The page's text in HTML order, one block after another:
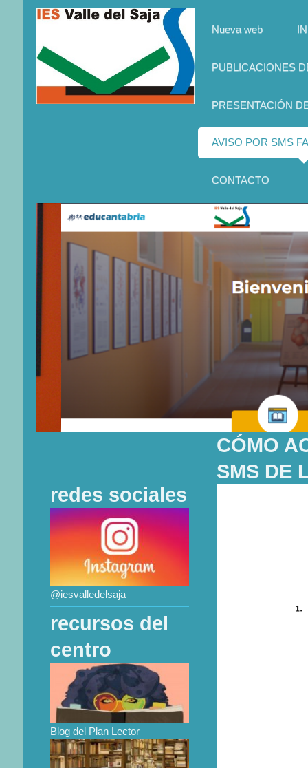
Nueva web
PUBLICACIONES
PRESENTACIÓN
AVISO POR SMS
CONTACTO
CÓMO
SMS DE
redes sociales
@iesvalledelsaja
recursos del
centro
Blog del Plan Lector